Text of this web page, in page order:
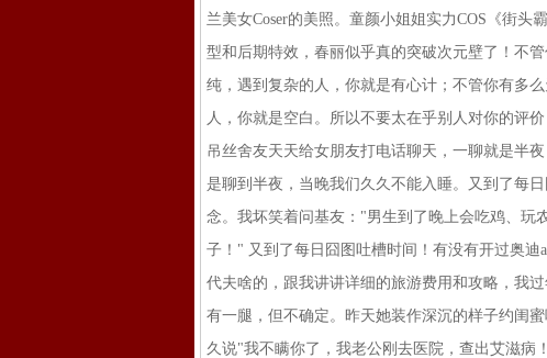
兰美女Coser的美照。童颜小姐姐实力COS《街
型和后期特效，春丽似乎真的突破次元壁了！不
纯，遇到复杂的人，你就是有心计；不管你有多
人，你就是空白。所以不要太在乎别人对你的评
吊丝舍友天天给女朋友打电话聊天，一聊就是半
是聊到半夜，当晚我们久久不能入睡。又到了每
念。我坏笑着问基友："男生到了晚上会吃鸡、玩
子！" 又到了每日囧图吐槽时间！有没有开过奥
代夫啥的，跟我讲讲详细的旅游费用和攻略，我
有一腿，但不确定。昨天她装作深沉的样子约闺
久说"我不瞒你了，我老公刚去医院，查出艾滋